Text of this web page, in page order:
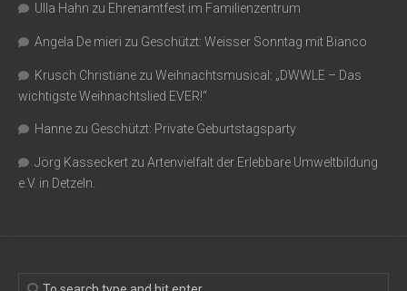
Ulla Hahn zu Ehrenamtfest im Familienzentrum
Angela De mieri zu Geschützt: Weisser Sonntag mit Bianco
Krusch Christiane zu Weihnachtsmusical: „DWWLE – Das
wichtigste Weihnachtslied EVER!“
Hanne zu Geschützt: Private Geburtstagsparty
Jörg Kasseckert zu Artenvielfalt der Erlebbare Umweltbildung
e.V. in Detzeln.